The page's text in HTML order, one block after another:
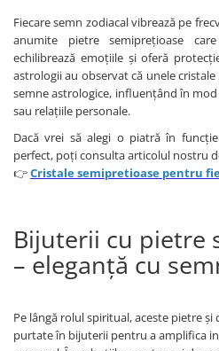
Fiecare semn zodiacal vibrează pe
anumite pietre semiprețioase
echilibrează emoțiile și oferă
astrologii au observat că unele
semne astrologice, influențând în
sau relațiile personale.
Dacă vrei să alegi o piatră în
perfect, poți consulta articolul nostru
👉Cristale semipretioase pentru
Bijuterii cu pietre
– eleganță cu
Pe lângă rolul spiritual, aceste pietre
purtate în bijuterii pentru a amplifica